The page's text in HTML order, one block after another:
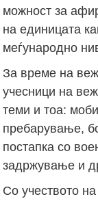
можност за
на единицата
меѓународно
За време на
учесници на
теми и тоа:
пребарување,
постапка со
задржување и
Со учеството